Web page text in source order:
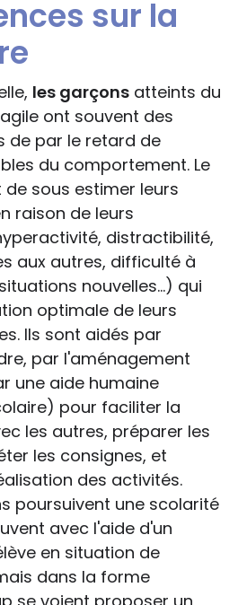
sur la
les garçons atteints du
ont souvent des
de par le retard de
du comportement. Le
sous estimer leurs
raison de leurs
distractibilité,
aux autres, difficulté à
nouvelles...) qui
optimale de leurs
Ils sont aidés par
par l'aménagement
une aide humaine
pour faciliter la
les autres, préparer les
les consignes, et
des activités.
poursuivent une scolarité
avec l'aide d'un
en situation de
dans la forme